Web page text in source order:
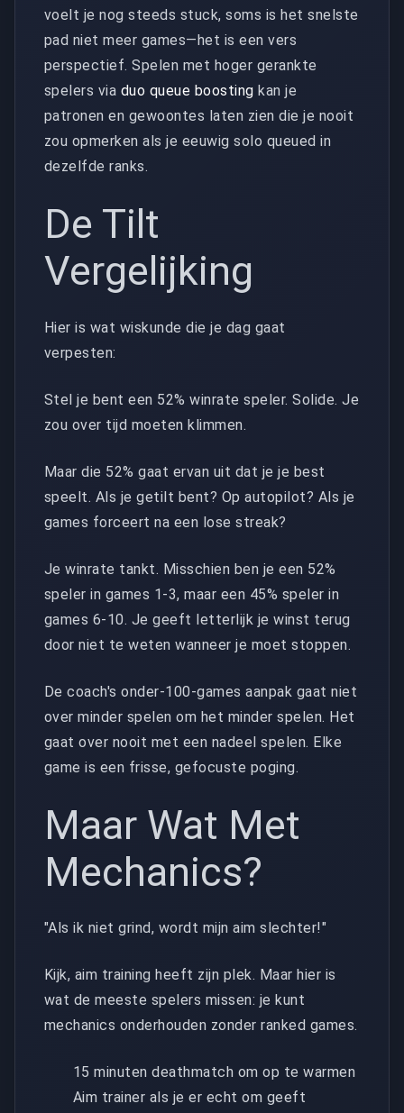
voelt je nog steeds stuck, soms is het snelste
pad niet meer games—het is een vers
perspectief. Spelen met hoger gerankte
spelers via duo queue boosting kan je
patronen en gewoontes laten zien die je nooit
zou opmerken als je eeuwig solo queued in
dezelfde ranks.
De Tilt
Vergelijking
Hier is wat wiskunde die je dag gaat
verpesten:
Stel je bent een 52% winrate speler. Solide. Je
zou over tijd moeten klimmen.
Maar die 52% gaat ervan uit dat je je best
speelt. Als je getilt bent? Op autopilot? Als je
games forceert na een lose streak?
Je winrate tankt. Misschien ben je een 52%
speler in games 1-3, maar een 45% speler in
games 6-10. Je geeft letterlijk je winst terug
door niet te weten wanneer je moet stoppen.
De coach's onder-100-games aanpak gaat niet
over minder spelen om het minder spelen. Het
gaat over nooit met een nadeel spelen. Elke
game is een frisse, gefocuste poging.
Maar Wat Met
Mechanics?
"Als ik niet grind, wordt mijn aim slechter!"
Kijk, aim training heeft zijn plek. Maar hier is
wat de meeste spelers missen: je kunt
mechanics onderhouden zonder ranked games.
15 minuten deathmatch om op te warmen
Aim trainer als je er echt om geeft